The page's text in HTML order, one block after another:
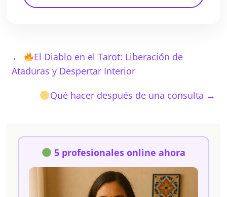
←
El Diablo en el Tarot: Liberación de
Ataduras y Despertar Interior
Qué hacer después de una consulta →
5 profesionales online ahora